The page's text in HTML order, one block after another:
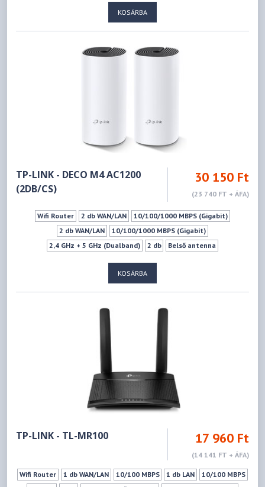
300Mbps 867Mbps
KOSÁRBA
TP-LINK - DECO M4 AC1200
(2DB/CS)
30 150 Ft
(23 740 FT + ÁFA)
Wifi Router 2 db WAN/LAN
10/100/1000 MBPS (Gigabit)
2 db WAN/LAN
10/100/1000 MBPS (Gigabit)
2,4 GHz + 5 GHz (Dualband)
2 db
Belső antenna
IEEE 802.11a - 5GHz
KOSÁRBA
TP-LINK - TL-MR100 17 960 Ft
(14 141 FT + ÁFA)
Wifi Router 1 db WAN/LAN 10/100 MBPS 1 db LAN
10/100 MBPS